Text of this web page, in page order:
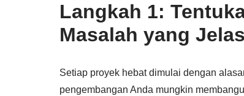
Langkah 1:
Masalah yang Jelas
Setiap proyek hebat dimulai dengan
pengembangan Anda mungkin